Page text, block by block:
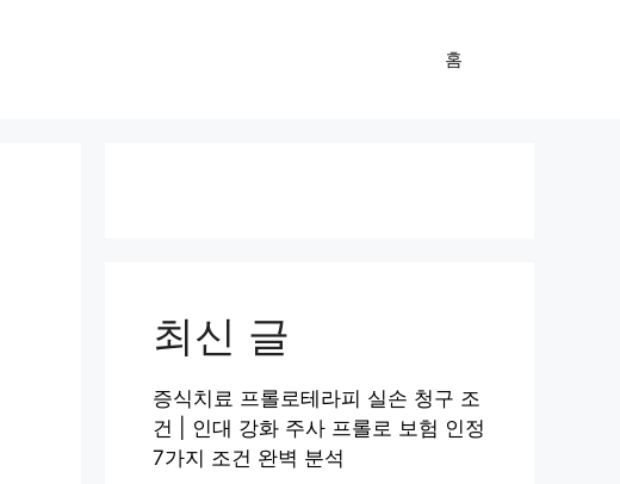
홈
최신 글
증식치료 프롤로테라피 실손 청구 조
건 | 인대 강화 주사 프롤로 보험 인정
7가지 조건 완벽 분석